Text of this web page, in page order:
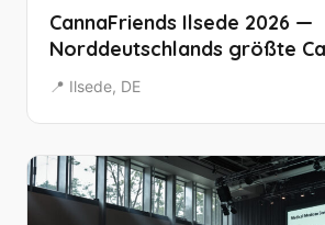
CannaFriends Ilsede 2026 —
Norddeutschlands größte
📍 Ilsede, DE